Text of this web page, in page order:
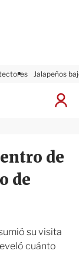
Jalapeños
I
a
ó
de
de
su visita
cuánto